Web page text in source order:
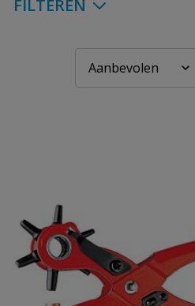
FILTEREN